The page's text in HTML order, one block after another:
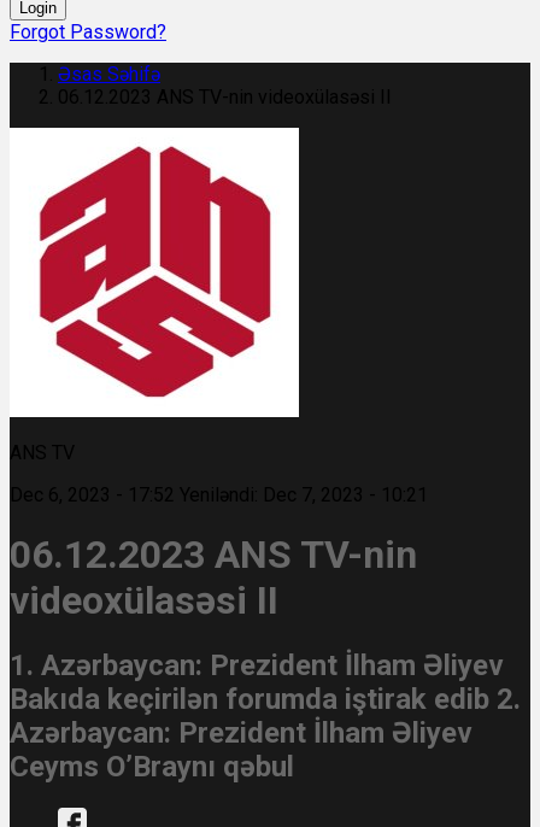
Login
Forgot Password?
Əsas Səhifə
06.12.2023 ANS TV-nin videoxülasəsi II
ANS TV
Dec 6, 2023 - 17:52 Yeniləndi: Dec 7, 2023 - 10:21
06.12.2023 ANS TV-nin
videoxülasəsi II
1. Azərbaycan: Prezident İlham Əliyev
Bakıda keçirilən forumda iştirak edib 2.
Azərbaycan: Prezident İlham Əliyev
Ceyms O’Braynı qəbul